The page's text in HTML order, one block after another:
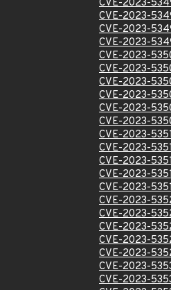
CVE-2023-
CVE-2023-
CVE-2023-
CVE-2023-
CVE-2023-
CVE-2023-
CVE-2023-
CVE-2023-
CVE-2023-
CVE-2023-
CVE-2023-
CVE-2023-
CVE-2023-
CVE-2023-
CVE-2023-
CVE-2023-
CVE-2023-
CVE-2023-
CVE-2023-
CVE-2023-
CVE-2023-
CVE-2023-